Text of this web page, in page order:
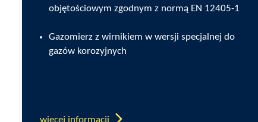
objętościowym zgodnym z normą EN 12405-1
Gazomierz z wirnikiem w wersji specjalnej do
gazów korozyjnych
więcej informacji